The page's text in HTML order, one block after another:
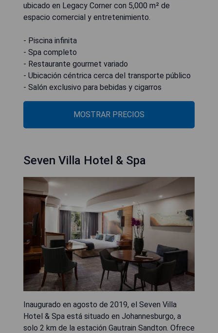
ubicado en Legacy Corner con 5,000 m² de
espacio comercial y entretenimiento.
- Piscina infinita
- Spa completo
- Restaurante gourmet variado
- Ubicación céntrica cerca del transporte público
- Salón exclusivo para bebidas y cigarros
MOSTRAR PRECIOS
Seven Villa Hotel & Spa
Inaugurado en agosto de 2019, el Seven Villa
Hotel & Spa está situado en Johannesburgo, a
solo 2 km de la estación Gautrain Sandton. Ofrece